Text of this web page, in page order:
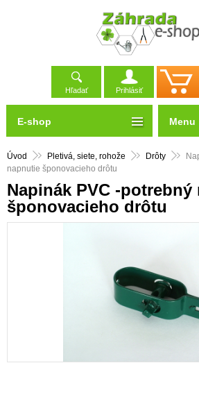
Hľadať Prihlásiť
Úvod Pletivá, siete, rohože Drôty
napnutie šponovacieho drôtu
Napinák PVC -
šponovacieho drôtu
E-shop Menu